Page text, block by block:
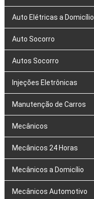
Auto Elétricas a Domicílio
Auto Socorro
Autos Socorro
Injeções Eletrônicas
Manutenção de Carros
Mecânicos
Mecânicos 24 Horas
Mecânicos a Domicílio
Mecânicos Automotivo